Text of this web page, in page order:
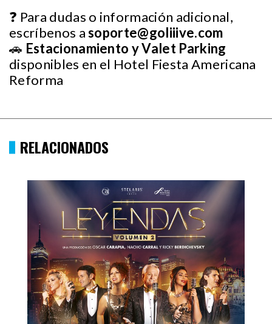
❓ Para dudas o información adicional,
escríbenos asoporte@goliiive.com
🚗 Estacionamiento y Valet Parking
disponibles en el Hotel Fiesta Americana
Reforma
RELACIONADOS